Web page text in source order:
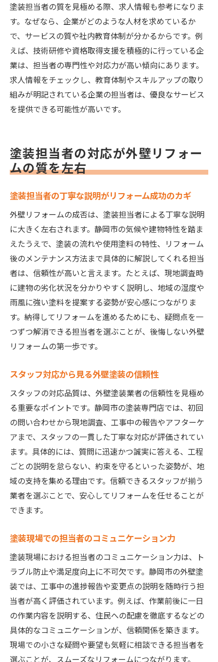
塗装担当者の質を見極める際、求人情報も参考になりま
す。なぜなら、企業がどのような人材を求めているか
で、サービスの質や社内教育体制が分かるからです。例
えば、技術研修や資格取得支援を積極的に行っている企
業は、担当者の専門性や対応力が高い傾向にあります。
求人情報をチェックし、教育体制やスキルアップの取り
組みが明記されている企業の担当者は、優良なサービス
を提供できる可能性が高いです。
塗装担当者の対応が外壁リフォー
ムの質を左右
塗装担当者の丁寧な説明がリフォーム成功のカギ
外壁リフォームの成否は、塗装担当者による丁寧な説明
に大きく左右されます。静岡市の気候や建物特性を踏ま
えたうえで、塗装の流れや使用塗料の特性、リフォーム
後のメンテナンス方法まで具体的に解説してくれる担当
者は、信頼性が高いと言えます。たとえば、現地調査時
に建物の劣化状況を分かりやすく説明し、地域の湿度や
雨風に強い塗料を提案する姿勢が安心感につながりま
す。納得してリフォームを進めるためにも、疑問点を一
つずつ解消できる担当者を選ぶことが、後悔しない外壁
リフォームの第一歩です。
スタッフ対応から見る外壁塗装の信頼性
スタッフの対応品質は、外壁塗装業者の信頼性を見極め
る重要なポイントです。静岡市の塗装専門店では、初回
の問い合わせから現地調査、工事中の報告やアフターケ
アまで、スタッフの一貫した丁寧な対応が評価されてい
ます。具体的には、質問に迅速かつ誠実に答える、工程
ごとの説明を怠らない、約束を守るといった姿勢が、地
域の支持を集める理由です。信頼できるスタッフが揃う
業者を選ぶことで、安心してリフォームを任せることが
できます。
塗装現場での担当者のコミュニケーション力
塗装現場における担当者のコミュニケーション力は、ト
ラブル防止や満足度向上に不可欠です。静岡市の外壁塗
装では、工事中の進捗報告や変更点の説明を随時行う担
当者が高く評価されています。例えば、作業前後に一日
の作業内容を説明する、住民への配慮を徹底するなどの
具体的なコミュニケーションが、信頼関係を築きます。
現場での小さな疑問や要望も気軽に相談できる担当者を
選ぶことが、スムーズなリフォームにつながります。